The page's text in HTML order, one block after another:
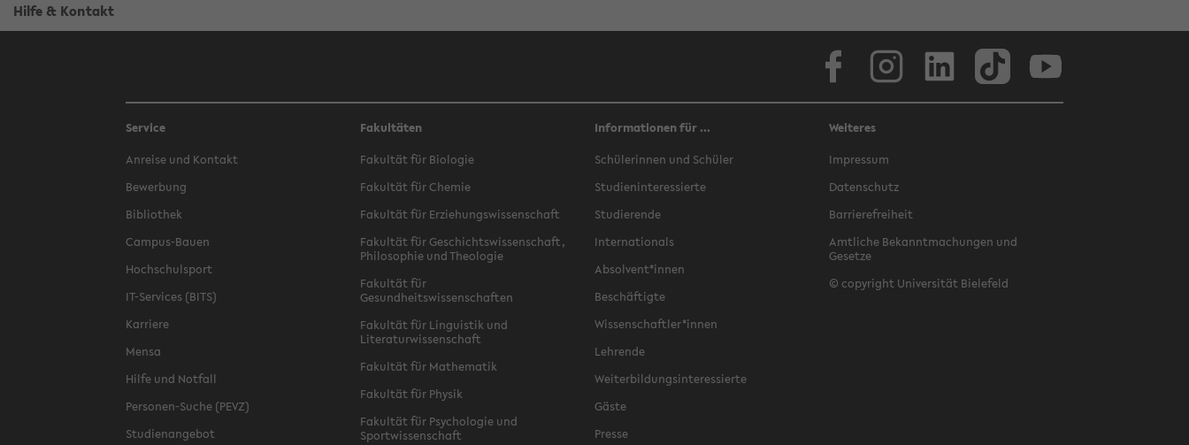
Hilfe & Kontakt
Service
Anreise und Kontakt
Bewerbung
Bibliothek
Campus-Bauen
Hochschulsport
IT-Services (BITS)
Karriere
Mensa
Hilfe und Notfall
Personen-Suche (PEVZ)
Studienangebot
Fakultäten
Fakultät für Biologie
Fakultät für Chemie
Fakultät für Erziehungswissenschaft
Fakultät für Geschichtswissenschaft,
Philosophie und Theologie
Fakultät für
Gesundheitswissenschaften
Fakultät für Linguistik und
Literaturwissenschaft
Fakultät für Mathematik
Fakultät für Physik
Fakultät für Psychologie und
Sportwissenschaft
Informationen für ...
Schülerinnen und Schüler
Studieninteressierte
Studierende
Internationals
Absolvent*innen
Beschäftigte
Wissenschaftler*innen
Lehrende
Weiterbildungsinteressierte
Gäste
Presse
Weiteres
Impressum
Datenschutz
Barrierefreiheit
Amtliche Bekanntmachungen und
Gesetze
© copyright Universität Bielefeld